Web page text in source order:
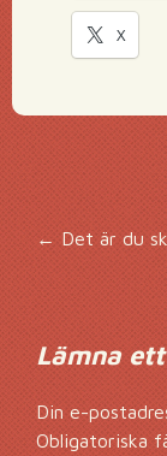
X
←Det är du
Lämna
Din e-
Obligatoriska